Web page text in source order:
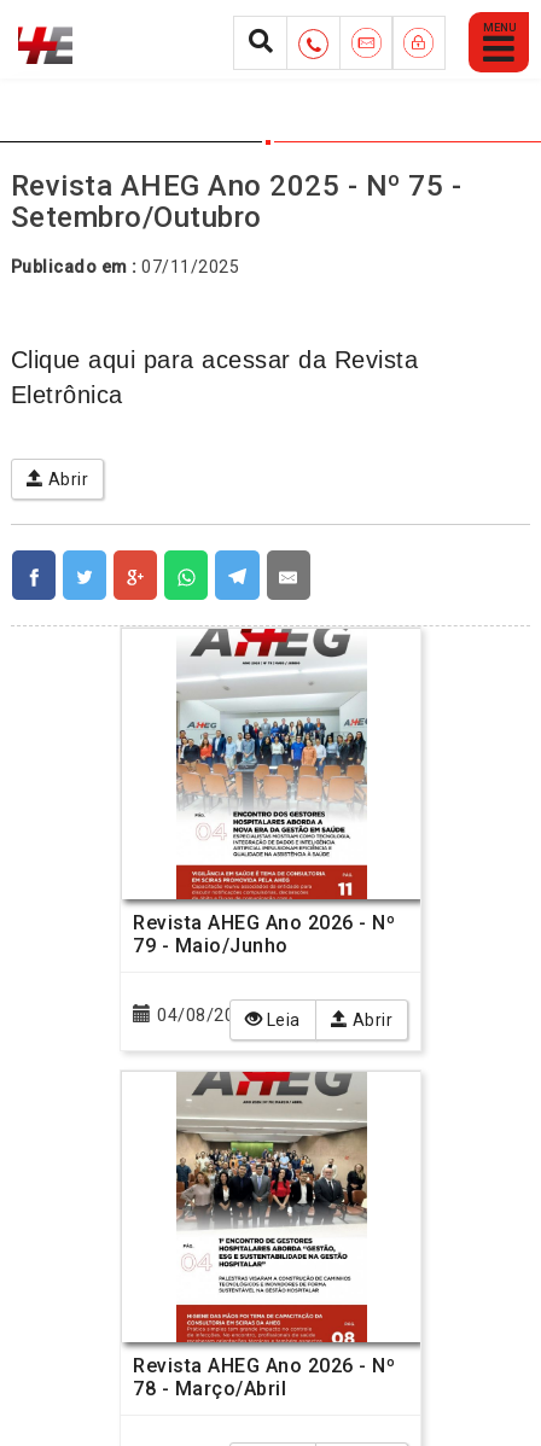
Abrir
Menu
Mobile
Revista AHEG Ano 2025 - Nº 75 -
Setembro/Outubro
Publicado em : 07/11/2025
Clique aqui para acessar da Revista
Eletrônica
Abrir
Revista AHEG Ano 2026 - Nº
79 - Maio/Junho
04/08/2026 Leia Abrir
Revista AHEG Ano 2026 - Nº
78 - Março/Abril